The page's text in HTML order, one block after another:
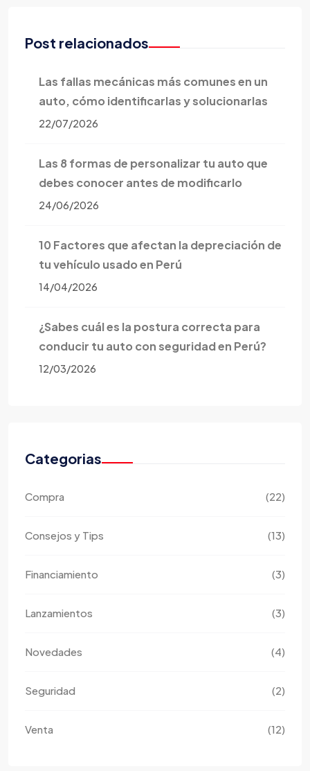
Post relacionados
Las fallas mecánicas más comunes en un
auto, cómo identificarlas y solucionarlas
22/07/2026
Las 8 formas de personalizar tu auto que
debes conocer antes de modificarlo
24/06/2026
10 Factores que afectan la depreciación de
tu vehículo usado en Perú
14/04/2026
¿Sabes cuál es la postura correcta para
conducir tu auto con seguridad en Perú?
12/03/2026
Categorias
Compra (22)
Consejos y Tips (13)
Financiamiento (3)
Lanzamientos (3)
Novedades (4)
Seguridad (2)
Venta (12)